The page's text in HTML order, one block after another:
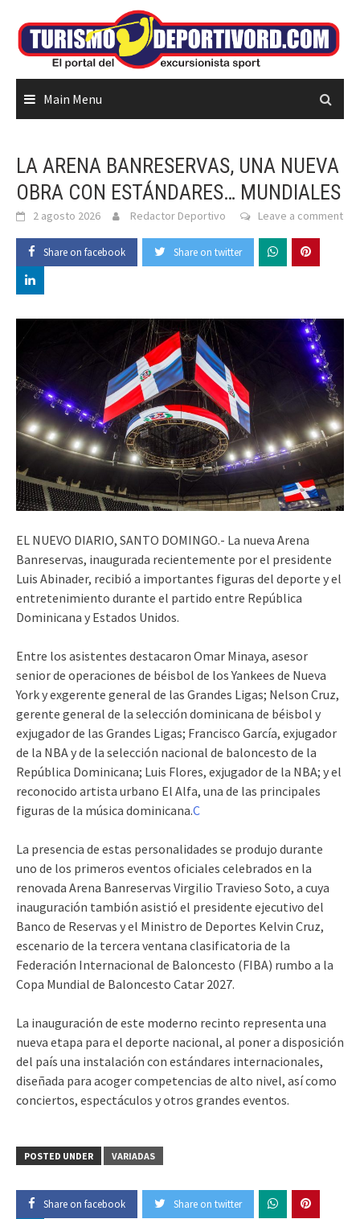
content
Main Menu
LA ARENA BANRESERVAS, UNA NUEVA
OBRA CON ESTÁNDARES… MUNDIALES
2 agosto 2026 Redactor Deportivo Leave a comment
Share on facebook Share on twitter
EL NUEVO DIARIO, SANTO DOMINGO.- La nueva Arena
Banreservas, inaugurada recientemente por el presidente
Luis Abinader, recibió a importantes figuras del deporte y el
entretenimiento durante el partido entre República
Dominicana y Estados Unidos.
Entre los asistentes destacaron Omar Minaya, asesor
senior de operaciones de béisbol de los Yankees de Nueva
York y exgerente general de las Grandes Ligas; Nelson Cruz,
gerente general de la selección dominicana de béisbol y
exjugador de las Grandes Ligas; Francisco García, exjugador
de la NBA y de la selección nacional de baloncesto de la
República Dominicana; Luis Flores, exjugador de la NBA; y el
reconocido artista urbano El Alfa, una de las principales
figuras de la música dominicana.C
La presencia de estas personalidades se produjo durante
uno de los primeros eventos oficiales celebrados en la
renovada Arena Banreservas Virgilio Travieso Soto, a cuya
inauguración tambión asistió el presidente ejecutivo del
Banco de Reservas y el Ministro de Deportes Kelvin Cruz,
escenario de la tercera ventana clasificatoria de la
Federación Internacional de Baloncesto (FIBA) rumbo a la
Copa Mundial de Baloncesto Catar 2027.
La inauguración de este moderno recinto representa una
nueva etapa para el deporte nacional, al poner a disposición
del país una instalación con estándares internacionales,
diseñada para acoger competencias de alto nivel, así como
conciertos, espectáculos y otros grandes eventos.
POSTED UNDER VARIADAS
Share on facebook Share on twitter